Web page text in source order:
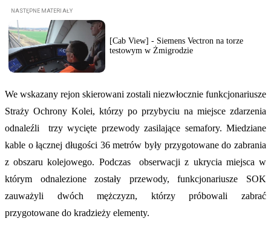
[Cab View] - Siemens Vectron na torze
testowym w Żmigrodzie
We wskazany rejon skierowani zostali niezwłocznie funkcjonariusze
Straży Ochrony Kolei, którzy po przybyciu na miejsce zdarzenia
odnaleźli trzy wycięte przewody zasilające semafory. Miedziane
kable o łącznej długości 36 metrów były przygotowane do zabrania
z obszaru kolejowego. Podczas obserwacji z ukrycia miejsca w
którym odnalezione zostały przewody, funkcjonariusze SOK
zauważyli dwóch mężczyzn, którzy próbowali zabrać
przygotowane do kradzieży elementy.